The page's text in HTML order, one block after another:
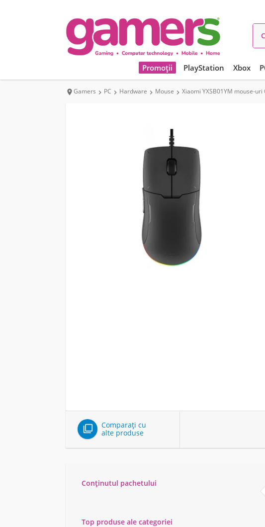
Promoții PlayStation Xbox
Gamers  PC  Hardware  Mouse  Xiaomi YXSB01YM mouse-

Comparați cu
alte produse
Conținutul pachetului
Top produse ale categoriei